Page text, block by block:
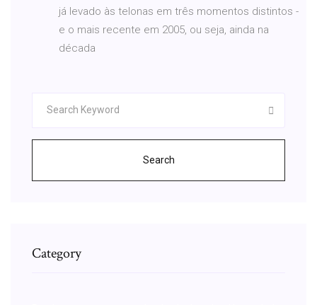
já levado às telonas em três momentos distintos -
e o mais recente em 2005, ou seja, ainda na
década
Search
Category